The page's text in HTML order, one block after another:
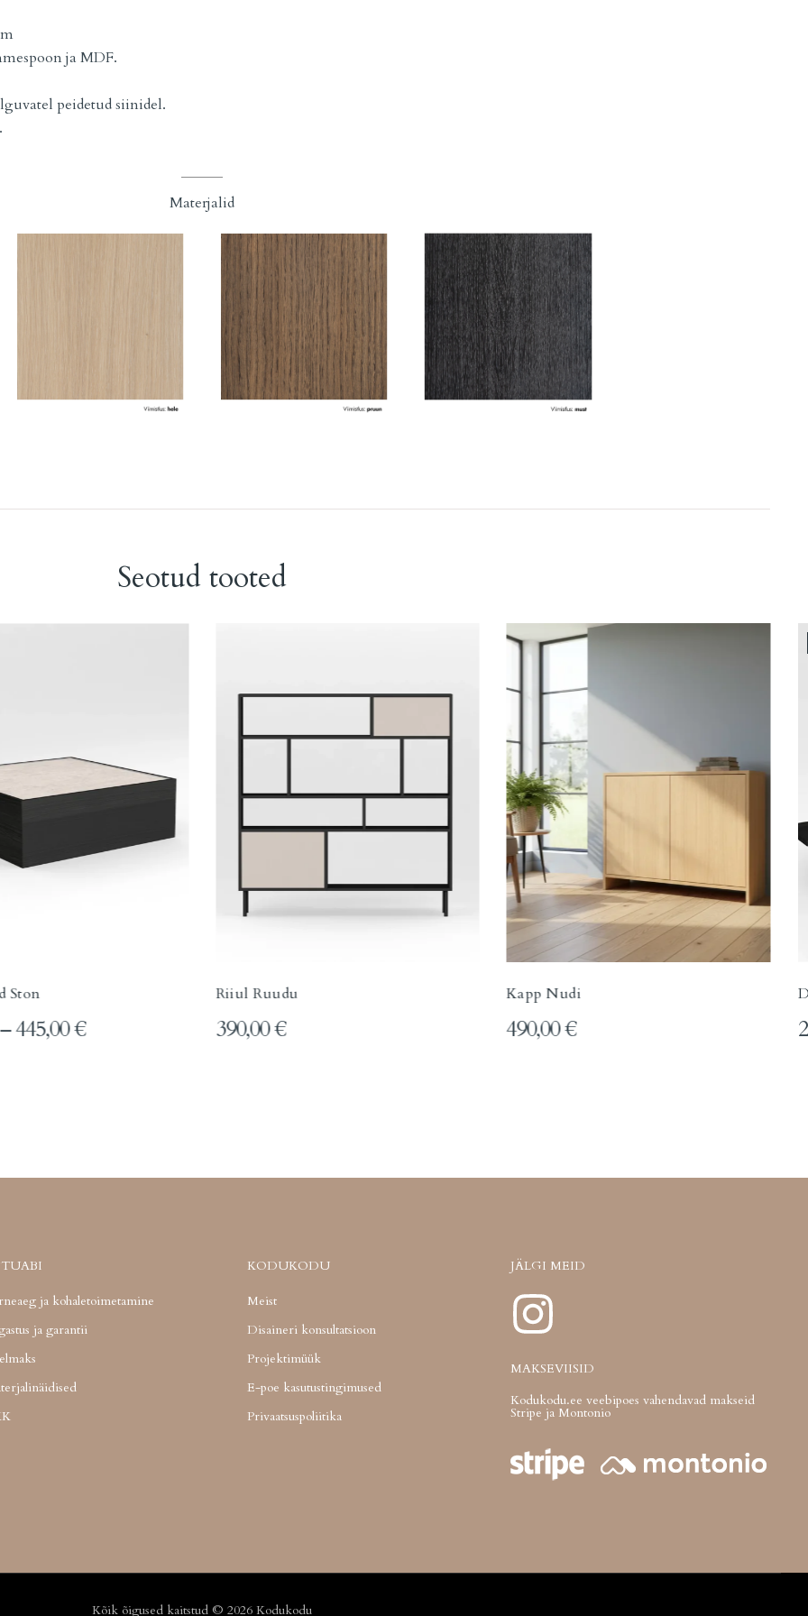
ja MDF.
peidetud siinidel.
Materjalid
Seotud tooted
Ston
–445,00€
Riiul Ruudu
390,00€
Kapp Nudi
490,00€
ja kohaletoimetamine
ja garantii
KODUKODU
Meist
Disaineri konsultatsioon
Projektimüük
E-poe kasutustingimused
Privaatsuspoliitika
JÄLGI MEID
MAKSEVIISID
Kodukodu.ee veebipoes vahendavad makseid
Stripe ja Montonio
Kõik õigused kaitstud © 2026 Kodukodu